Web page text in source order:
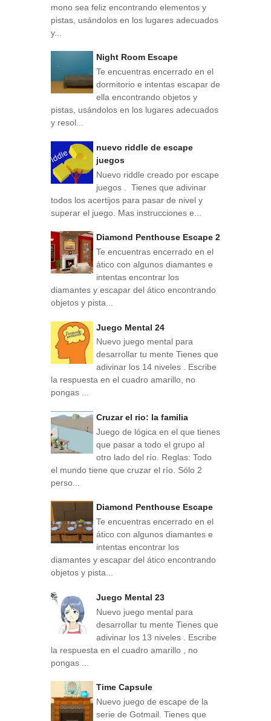
mono sea feliz encontrando elementos y
pistas, usándolos en los lugares adecuados
y...
Night Room Escape
Te encuentras encerrado en el
dormitorio e intentas escapar de
ella encontrando objetos y
pistas, usándolos en los lugares adecuados
y resol...
nuevo riddle de escape
juegos
Nuevo riddle creado por escape
juegos . Tienes que adivinar
todos los acertijos para pasar de nivel y
superar el juego. Mas instrucciones e...
Diamond Penthouse Escape 2
Te encuentras encerrado en el
ático con algunos diamantes e
intentas encontrar los
diamantes y escapar del ático encontrando
objetos y pista...
Juego Mental 24
Nuevo juego mental para
desarrollar tu mente Tienes que
adivinar los 14 niveles . Escribe
la respuesta en el cuadro amarillo, no
pongas ...
Cruzar el rio: la familia
Juego de lógica en el que tienes
que pasar a todo el grupo al
otro lado del río. Reglas: Todo
el mundo tiene que cruzar el río. Sólo 2
perso...
Diamond Penthouse Escape
Te encuentras encerrado en el
ático con algunos diamantes e
intentas encontrar los
diamantes y escapar del ático encontrando
objetos y pista...
Juego Mental 23
Nuevo juego mental para
desarrollar tu mente Tienes que
adivinar los 13 niveles . Escribe
la respuesta en el cuadro amarillo , no
pongas ...
Time Capsule
Nuevo juego de escape de la
serie de Gotmail. Tienes que